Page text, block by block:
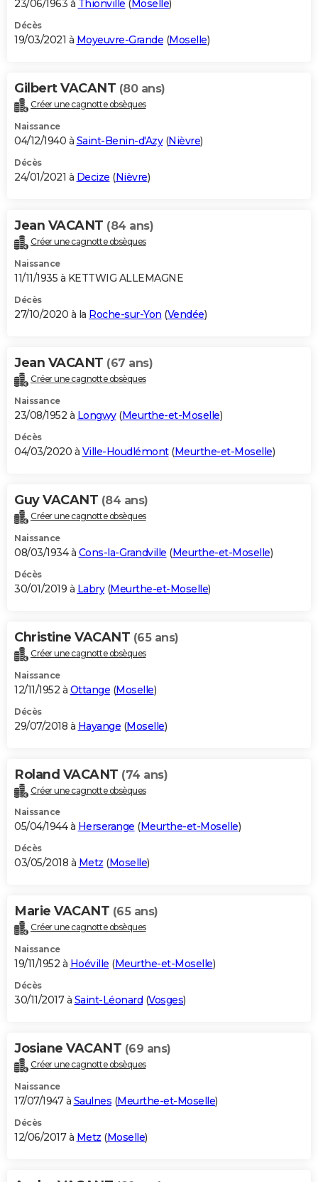
23/06/1963 à Thionville ( Moselle)
Décès
19/03/2021 à Moyeuvre-Grande (Moselle)
Gilbert VACANT (80 ans)
Créer une cagnotte obsèques
Naissance
04/12/1940 à Saint-Benin-d'Azy(Nièvre)
Décès
24/01/2021 à Decize (Nièvre)
Jean VACANT (84 ans)
Créer une cagnotte obsèques
Naissance
11/11/1935 à KETTWIG ALLEMAGNE
Décès
27/10/2020 à la Roche-sur-Yon (Vendée)
Jean VACANT (67 ans)
Créer une cagnotte obsèques
Naissance
23/08/1952 à Longwy(Meurthe-et-Moselle)
Décès
04/03/2020 à Ville-Houdlémont(Meurthe-et-Moselle)
Guy VACANT (84 ans)
Créer une cagnotte obsèques
Naissance
08/03/1934 à Cons-la-Grandville (Meurthe-et-Moselle)
Décès
30/01/2019 à Labry(Meurthe-et-Moselle)
Christine VACANT (65 ans)
Créer une cagnotte obsèques
Naissance
12/11/1952 à Ottange (Moselle)
Décès
29/07/2018 à Hayange (Moselle)
Roland VACANT (74 ans)
Créer une cagnotte obsèques
Naissance
05/04/1944 à Herserange (Meurthe-et-Moselle)
Décès
03/05/2018 à Metz (Moselle)
Marie VACANT (65 ans)
Créer une cagnotte obsèques
Naissance
19/11/1952 à Hoéville (Meurthe-et-Moselle)
Décès
30/11/2017 à Saint-Léonard (Vosges)
Josiane VACANT (69 ans)
Créer une cagnotte obsèques
Naissance
17/07/1947 à Saulnes (Meurthe-et-Moselle)
Décès
12/06/2017 à Metz (Moselle)